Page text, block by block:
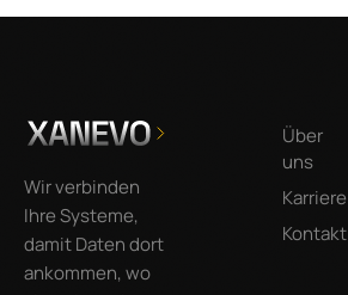
Wir verbinden
Ihre Systeme,
damit Daten dort
ankommen, wo
Über
uns
Karriere
Kontakt